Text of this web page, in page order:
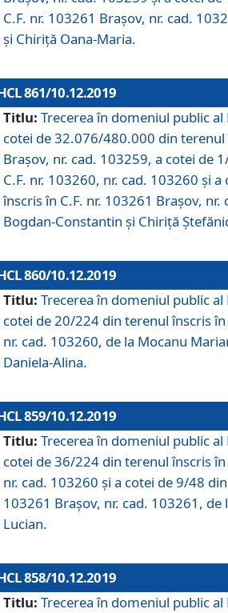
C.F. nr. 103261 Brașov, nr. cad.
și Chiriță Oana-Maria.
861/10.12.2019
Titlu: Trecerea în domeniul public
cotei de 32.076/480.000 din terenul
Brașov, nr. cad. 103259, a cotei de
C.F. nr. 103260, nr. cad. 103260 și
înscris în C.F. nr. 103261 Brașov,
Bogdan-Constantin și Chiriță
860/10.12.2019
Titlu: Trecerea în domeniul public
cotei de 20/224 din terenul înscris
nr. cad. 103260, de la Mocanu
Daniela-Alina.
859/10.12.2019
Titlu: Trecerea în domeniul public
cotei de 36/224 din terenul înscris
nr. cad. 103260 și a cotei de 9/48
103261 Brașov, nr. cad. 103261, de
Lucian.
858/10.12.2019
Titlu: Trecerea în domeniul public